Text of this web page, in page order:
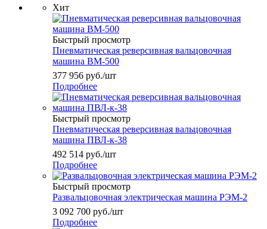
Хит
Быстрый просмотр
Пневматическая реверсивная вальцовочная
машина ВМ-500
377 956 руб./шт
Подробнее
Быстрый просмотр
Пневматическая реверсивная вальцовочная
машина ПВЛ-к-38
492 514 руб./шт
Подробнее
Быстрый просмотр
Развальцовочная электрическая машина РЭМ-2
3 092 700 руб./шт
Подробнее